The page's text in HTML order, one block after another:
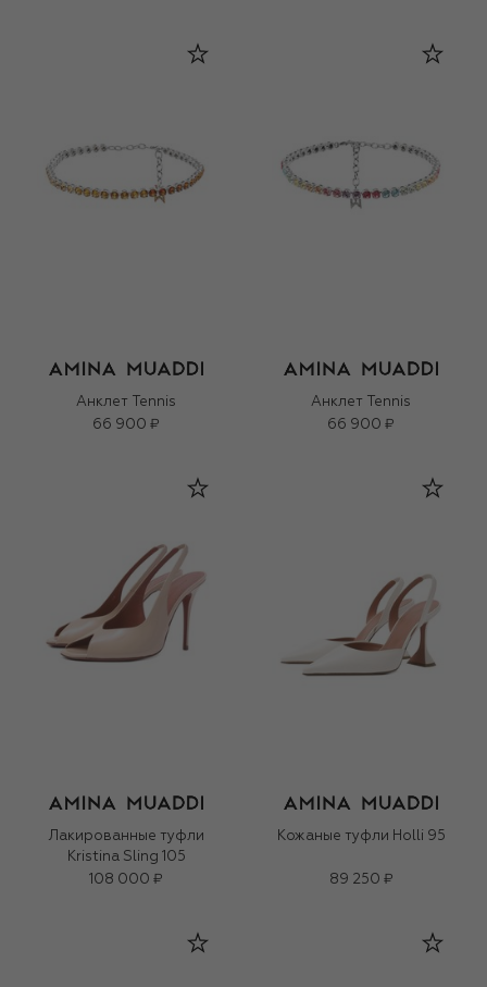
Анклет Tennis
66 900 ₽
Анклет Tennis
66 900 ₽
Лакированные туфли
Kristina Sling 105
108 000 ₽
Кожаные туфли Holli 95
89 250 ₽